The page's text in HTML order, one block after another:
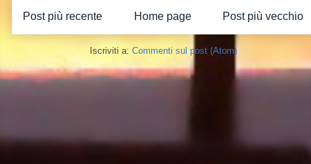
Post più recente Post più vecchio
Home page
Iscriviti a: Commenti sul post (Atom)